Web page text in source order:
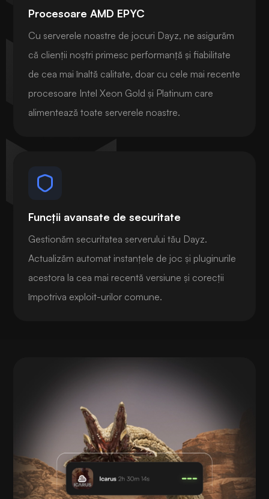
Procesoare AMD EPYC
Cu serverele noastre de jocuri Dayz, ne asigurăm
că clienții noștri primesc performanță și fiabilitate
de cea mai înaltă calitate, doar cu cele mai recente
procesoare Intel Xeon Gold și Platinum care
alimentează toate serverele noastre.
Funcții avansate de securitate
Gestionăm securitatea serverului tău Dayz.
Actualizăm automat instanțele de joc și pluginurile
acestora la cea mai recentă versiune și corecții
împotriva exploit-urilor comune.